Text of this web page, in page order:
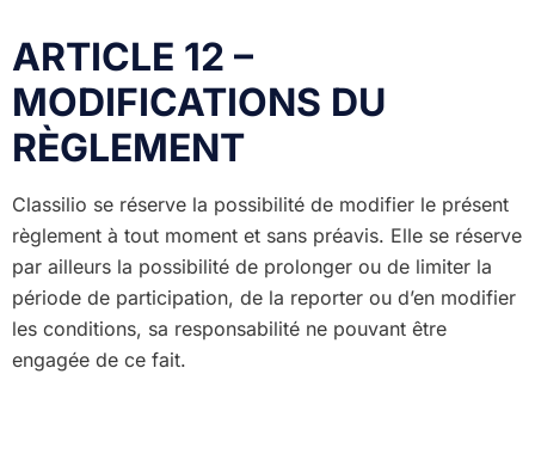
ARTICLE 12 –
MODIFICATIONS DU
RÈGLEMENT
Classilio se réserve la possibilité de modifier le présent
règlement à tout moment et sans préavis. Elle se réserve
par ailleurs la possibilité de prolonger ou de limiter la
période de participation, de la reporter ou d’en modifier
les conditions, sa responsabilité ne pouvant être
engagée de ce fait.